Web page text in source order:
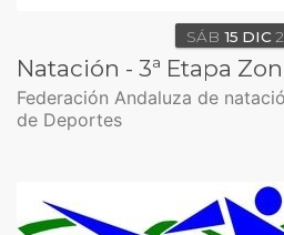
SÁB 15 DIC
Natación - 3ª Etapa
Federación Andaluza de
de Deportes